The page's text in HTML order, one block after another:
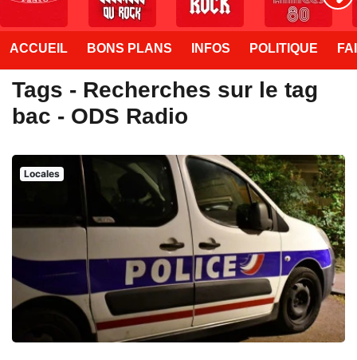
ACCUEIL BONS PLANS INFOS POLITIQUE
Tags - Recherches sur le tag
bac - ODS Radio
Locales